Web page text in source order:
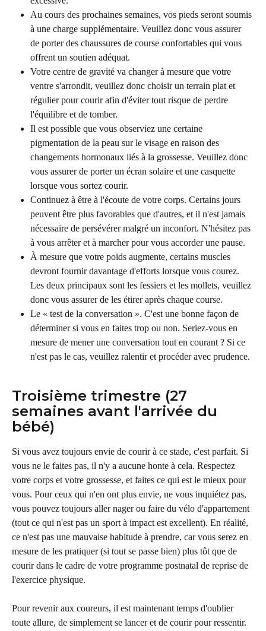
Au cours des prochaines semaines, vos pieds seront soumis
à une charge supplémentaire. Veuillez donc vous assurer
de porter des chaussures de course confortables qui vous
offrent un soutien adéquat.
Votre centre de gravité va changer à mesure que votre
ventre s'arrondit, veuillez donc choisir un terrain plat et
régulier pour courir afin d'éviter tout risque de perdre
l'équilibre et de tomber.
Il est possible que vous observiez une certaine
pigmentation de la peau sur le visage en raison des
changements hormonaux liés à la grossesse. Veuillez donc
vous assurer de porter un écran solaire et une casquette
lorsque vous sortez courir.
Continuez à être à l'écoute de votre corps. Certains jours
peuvent être plus favorables que d'autres, et il n'est jamais
nécessaire de persévérer malgré un inconfort. N'hésitez pas
à vous arrêter et à marcher pour vous accorder une pause.
À mesure que votre poids augmente, certains muscles
devront fournir davantage d'efforts lorsque vous courez.
Les deux principaux sont les fessiers et les mollets, veuillez
donc vous assurer de les étirer après chaque course.
Le « test de la conversation ». C'est une bonne façon de
déterminer si vous en faites trop ou non. Seriez-vous en
mesure de mener une conversation tout en courant ? Si ce
n'est pas le cas, veuillez ralentir et procéder avec prudence.
Troisième trimestre (27
semaines avant l'arrivée du
bébé)
Si vous avez toujours envie de courir à ce stade, c'est parfait. Si
vous ne le faites pas, il n'y a aucune honte à cela. Respectez
votre corps et votre grossesse, et faites ce qui est le mieux pour
vous. Pour ceux qui n'en ont plus envie, ne vous inquiétez pas,
vous pouvez toujours aller nager ou faire du vélo d'appartement
(tout ce qui n'est pas un sport à impact est excellent). En réalité,
ce n'est pas une mauvaise habitude à prendre, car vous serez en
mesure de les pratiquer (si tout se passe bien) plus tôt que de
courir dans le cadre de votre programme postnatal de reprise de
l'exercice physique.
Pour revenir aux coureurs, il est maintenant temps d'oublier
toute allure, de simplement se lancer et de courir pour ressentir.